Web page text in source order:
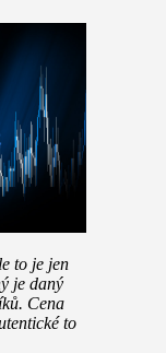
to je jen
je daný
. Cena
to